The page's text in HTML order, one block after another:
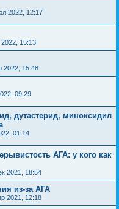
2022, 12:17
15:13
2022, 15:48
09:29
дутастерид, миноксидил
01:14
АГА: у кого как
2021, 18:54
из-за АГА
2021, 12:18